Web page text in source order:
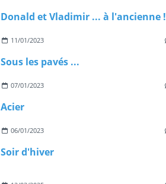
Donald et Vladimir ... à l'ancienne !
11/01/2023
Sous les pavés ...
07/01/2023
Acier
06/01/2023
Soir d'hiver